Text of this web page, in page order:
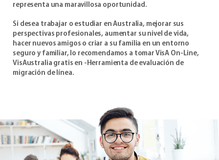
representa una maravillosa oportunidad.
Si desea trabajar o estudiar en Australia, mejorar sus
perspectivas profesionales, aumentar su nivel de vida,
hacer nuevos amigos o criar a su familia en un entorno
seguro y familiar, lo recomendamos a tomar VisA On-Line,
VisAustralia gratis en -Herramienta de evaluación de
migración de línea.